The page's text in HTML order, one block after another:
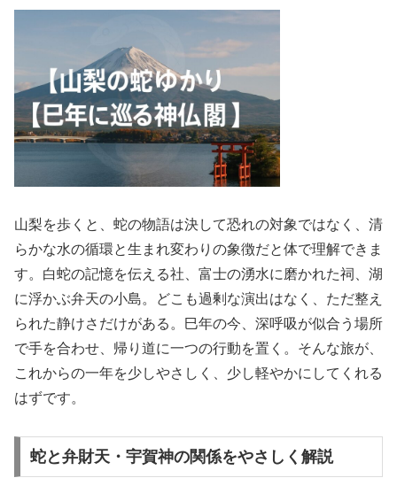
山梨を歩くと、蛇の物語は決して恐れの対象ではなく、清
らかな水の循環と生まれ変わりの象徴だと体で理解できま
す。白蛇の記憶を伝える社、富士の湧水に磨かれた祠、湖
に浮かぶ弁天の小島。どこも過剰な演出はなく、ただ整え
られた静けさだけがある。巳年の今、深呼吸が似合う場所
で手を合わせ、帰り道に一つの行動を置く。そんな旅が、
これからの一年を少しやさしく、少し軽やかにしてくれる
はずです。
蛇と弁財天・宇賀神の関係をやさしく解説